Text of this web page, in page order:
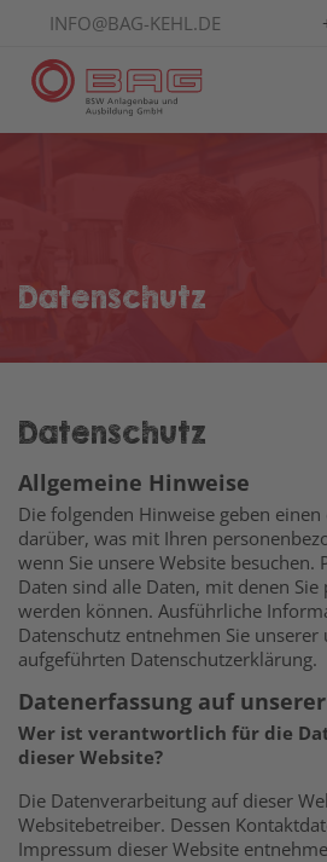
INFO@BAG-KEHL.DE
Datenschutz
Datenschutz
Allgemeine Hinweise
Die folgenden Hinweise geben
darüber, was mit Ihren
wenn Sie unsere Website besuchen.
Daten sind alle Daten, mit denen
werden können. Ausführliche
Datenschutz entnehmen Sie
aufgeführten Datenschutzerklärung.
Datenerfassung auf
Wer ist verantwortlich für die
dieser Website?
Die Datenverarbeitung auf dieser
Websitebetreiber. Dessen
Impressum dieser Website